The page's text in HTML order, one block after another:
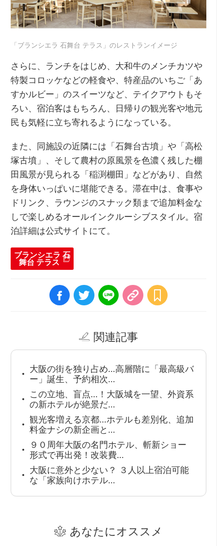
「ブランシエラ 石舞台 テラス」のレストランイメージ
さらに、ランチをはじめ、大和牛のメンチカツや
特製コロッケなどの軽食や、特産品のいちご「あ
すかルビー」のスイーツなど、テイクアウトもそ
ろい、宿泊客はもちろん、日帰りの観光客や地元
民も気軽に立ち寄れるようになっている。
また、同施設の近隣には「石舞台古墳」や「高松
塚古墳」、そして農村の原風景を色濃く残した棚
田風景が見られる「稲渕棚田」などがあり、自然
を身体いっぱいに堪能できる。滞在中は、食事や
ドリンク、ラウンジのスナック類まで追加料金な
しで楽しめるオールインクルーシブスタイル。宿
泊詳細は公式サイトにて。
ブランシエラ 石
舞台 テラス
関連記事
大阪の街を独り占め…高層階に「最高級バ
ー」誕生、予約相次…
この立地、盲点…！大阪城を一望、外資系
の新ホテルが絶景だ…
観光客増える京都…ホテルも差別化、追加
料金ナシの新企画と…
９０周年大阪の名門ホテル、斬新ショー
形式で再出発！改装費…
大阪に意外と少ない？ ３人以上宿泊可能
な「家族向けホテル…
あなたにオススメ